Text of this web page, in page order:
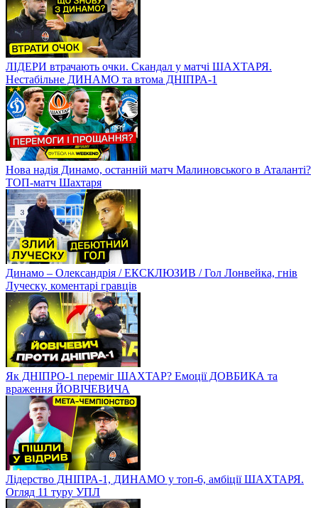
ЛІДЕРИ втрачають очки. Скандал у матчі ШАХТАРЯ.
Нестабільне ДИНАМО та втома ДНІПРА-1
Нова надія Динамо, останній матч Малиновського в Аталанті?
ТОП-матч Шахтаря
Динамо – Олександрія / ЕКСКЛЮЗИВ / Гол Лонвейка, гнів
Луческу, коментарі гравців
Як ДНІПРО-1 переміг ШАХТАР? Емоції ДОВБИКА та
враження ЙОВІЧЕВИЧА
Лідерство ДНІПРА-1, ДИНАМО у топ-6, амбіції ШАХТАРЯ.
Огляд 11 туру УПЛ